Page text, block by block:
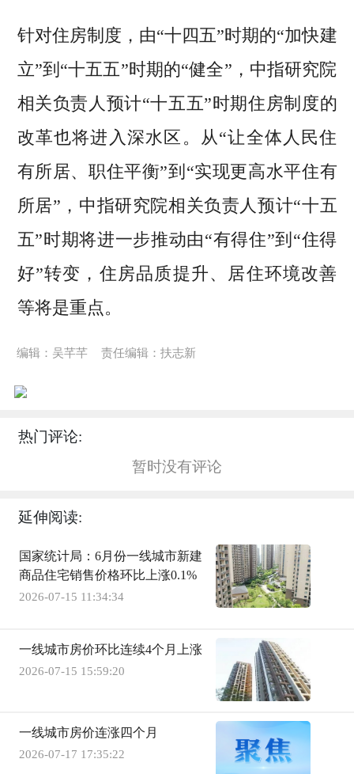
针对住房制度，由“十四五”时期的“加快建
立”到“十五五”时期的“健全”，中指研究院
相关负责人预计“十五五”时期住房制度的
改革也将进入深水区。从“让全体人民住
有所居、职住平衡”到“实现更高水平住有
所居”，中指研究院相关负责人预计“十五
五”时期将进一步推动由“有得住”到“住得
好”转变，住房品质提升、居住环境改善
等将是重点。
编辑：吴芊芊 责任编辑：扶志新
热门评论:
暂时没有评论
延伸阅读:
国家统计局：6月份一线城市新建
商品住宅销售价格环比上涨0.1%
2026-07-15 11:34:34
一线城市房价环比连续4个月上涨
2026-07-15 15:59:20
一线城市房价连涨四个月
2026-07-17 17:35:22